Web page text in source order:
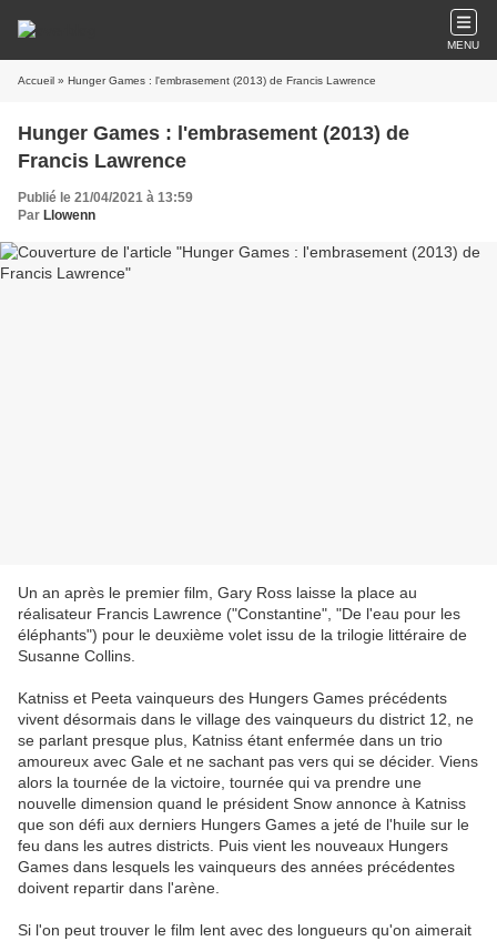
MENU
Accueil » Hunger Games : l'embrasement (2013) de Francis Lawrence
Hunger Games : l'embrasement (2013) de
Francis Lawrence
Publié le 21/04/2021 à 13:59
Par Llowenn
Un an après le premier film, Gary Ross laisse la place au
réalisateur Francis Lawrence ("Constantine", "De l'eau pour les
éléphants") pour le deuxième volet issu de la trilogie littéraire de
Susanne Collins.
Katniss et Peeta vainqueurs des Hungers Games précédents
vivent désormais dans le village des vainqueurs du district 12, ne
se parlant presque plus, Katniss étant enfermée dans un trio
amoureux avec Gale et ne sachant pas vers qui se décider. Viens
alors la tournée de la victoire, tournée qui va prendre une
nouvelle dimension quand le président Snow annonce à Katniss
que son défi aux derniers Hungers Games a jeté de l'huile sur le
feu dans les autres districts. Puis vient les nouveaux Hungers
Games dans lesquels les vainqueurs des années précédentes
doivent repartir dans l'arène.
Si l'on peut trouver le film lent avec des longueurs qu'on aimerait